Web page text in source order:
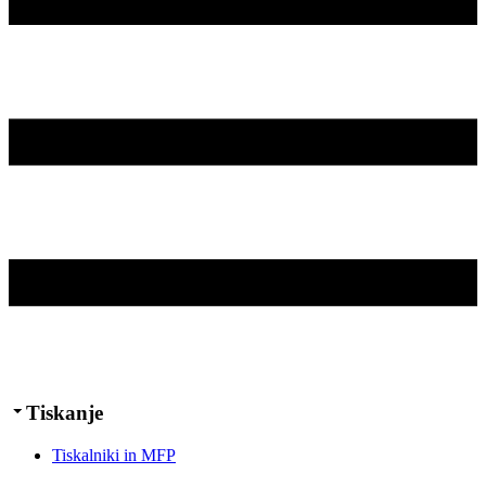
Tiskanje
Tiskalniki in MFP